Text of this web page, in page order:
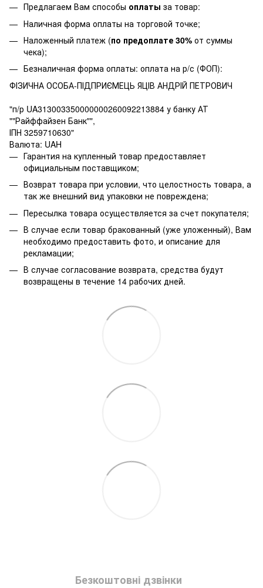
Предлагаем Вам способы оплаты за товар:
Наличная форма оплаты на торговой точке;
Наложенный платеж (по предоплате 30% от суммы
чека);
Безналичная форма оплаты: оплата на р/с (ФОП):
ФІЗИЧНА ОСОБА-ПІДПРИЄМЕЦЬ ЯЦІВ АНДРІЙ ПЕТРОВИЧ
"п/р UA313003350000000260092213884 у банку АТ
""Райффайзен Банк"",
ІПН 3259710630"
Валюта: UAH
Гарантия на купленный товар предоставляет
официальным поставщиком;
Возврат товара при условии, что целостность товара, а
так же внешний вид упаковки не повреждена;
Пересылка товара осуществляется за счет покупателя;
В случае если товар бракованный (уже уложенный), Вам
необходимо предоставить фото, и описание для
рекламации;
В случае согласование возврата, средства будут
возвращены в течение 14 рабочих дней.
Безкоштовні дзвінки